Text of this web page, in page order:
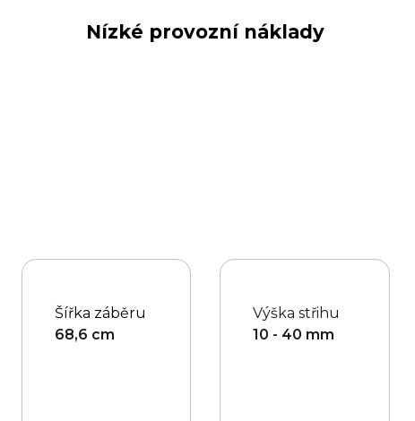
Nízké provozní náklady
Šířka záběru
68,6 cm
Výška střihu
10 - 40 mm